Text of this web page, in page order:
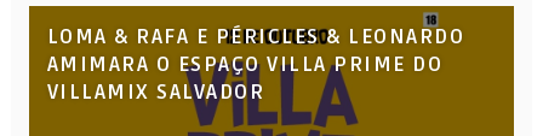
LOMA & RAFA E PÉRICLES & LEONARDO
AMIMARA O ESPAÇO VILLA PRIME DO
VILLAMIX SALVADOR